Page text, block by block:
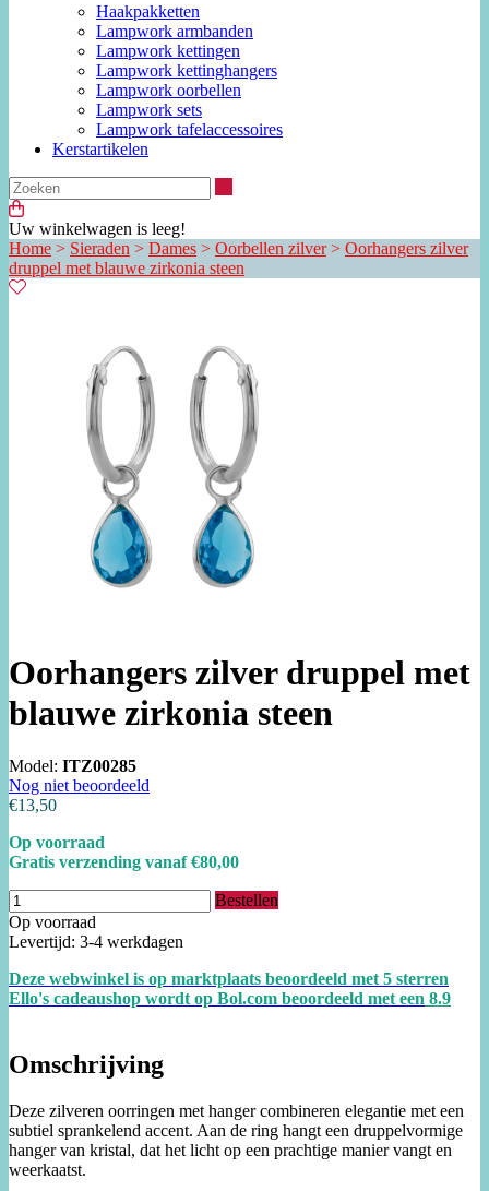
Haakpakketten
Lampwork armbanden
Lampwork kettingen
Lampwork kettinghangers
Lampwork oorbellen
Lampwork sets
Lampwork tafelaccessoires
Kerstartikelen
Uw winkelwagen is leeg!
Home > Sieraden > Dames > Oorbellen zilver> Oorhangers zilver
druppel met blauwe zirkonia steen
Oorhangers zilver druppel met
blauwe zirkonia steen
Model: ITZ00285
Nog niet beoordeeld
€13,50
Op voorraad
Gratis verzending vanaf €80,00
Bestellen
Op voorraad
Levertijd: 3-4 werkdagen
Deze webwinkel is op marktplaats beoordeeld met 5 sterren
Ello's cadeaushop wordt op Bol.com beoordeeld met een 8.9
Omschrijving
Deze zilveren oorringen met hanger combineren elegantie met een
subtiel sprankelend accent. Aan de ring hangt een druppelvormige
hanger van kristal, dat het licht op een prachtige manier vangt en
weerkaatst.